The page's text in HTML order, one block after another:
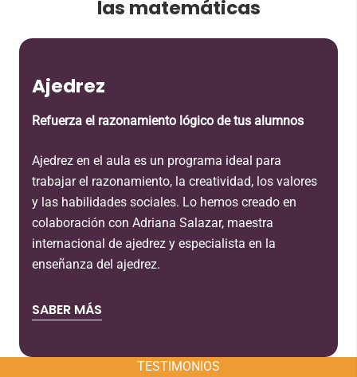
las matemáticas
Ajedrez
Refuerza el razonamiento lógico de tus alumnos
Ajedrez en el aula es un programa ideal para
trabajar el razonamiento, la creatividad, los valores
y las habilidades sociales. Lo hemos creado en
colaboración con Adriana Salazar, maestra
internacional de ajedrez y especialista en la
enseñanza del ajedrez.
SABER MÁS
TESTIMONIOS